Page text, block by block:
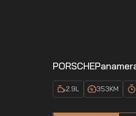
PORSCHE
2.9L 353KM